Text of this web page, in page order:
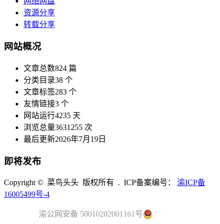
资源分享
转载分享
网站概况
文章总数824 篇
分类目录38 个
文章标签283 个
友情链接3 个
网站运行4235 天
浏览总量3631255 次
最后更新2026年7月19日
即将发布
Copyright © 菜鸟头头 版权所有 . ICP备案编号： 渝ICP备
16005499号-4
渝公网安备 50010202001161号